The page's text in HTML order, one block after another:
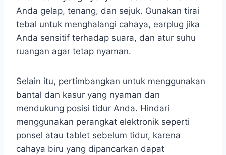
Anda gelap, tenang, dan sejuk. Gunakan tirai
tebal untuk menghalangi cahaya, earplug jika
Anda sensitif terhadap suara, dan atur suhu
ruangan agar tetap nyaman.
Selain itu, pertimbangkan untuk menggunakan
bantal dan kasur yang nyaman dan
mendukung posisi tidur Anda. Hindari
menggunakan perangkat elektronik seperti
ponsel atau tablet sebelum tidur, karena
cahaya biru yang dipancarkan dapat